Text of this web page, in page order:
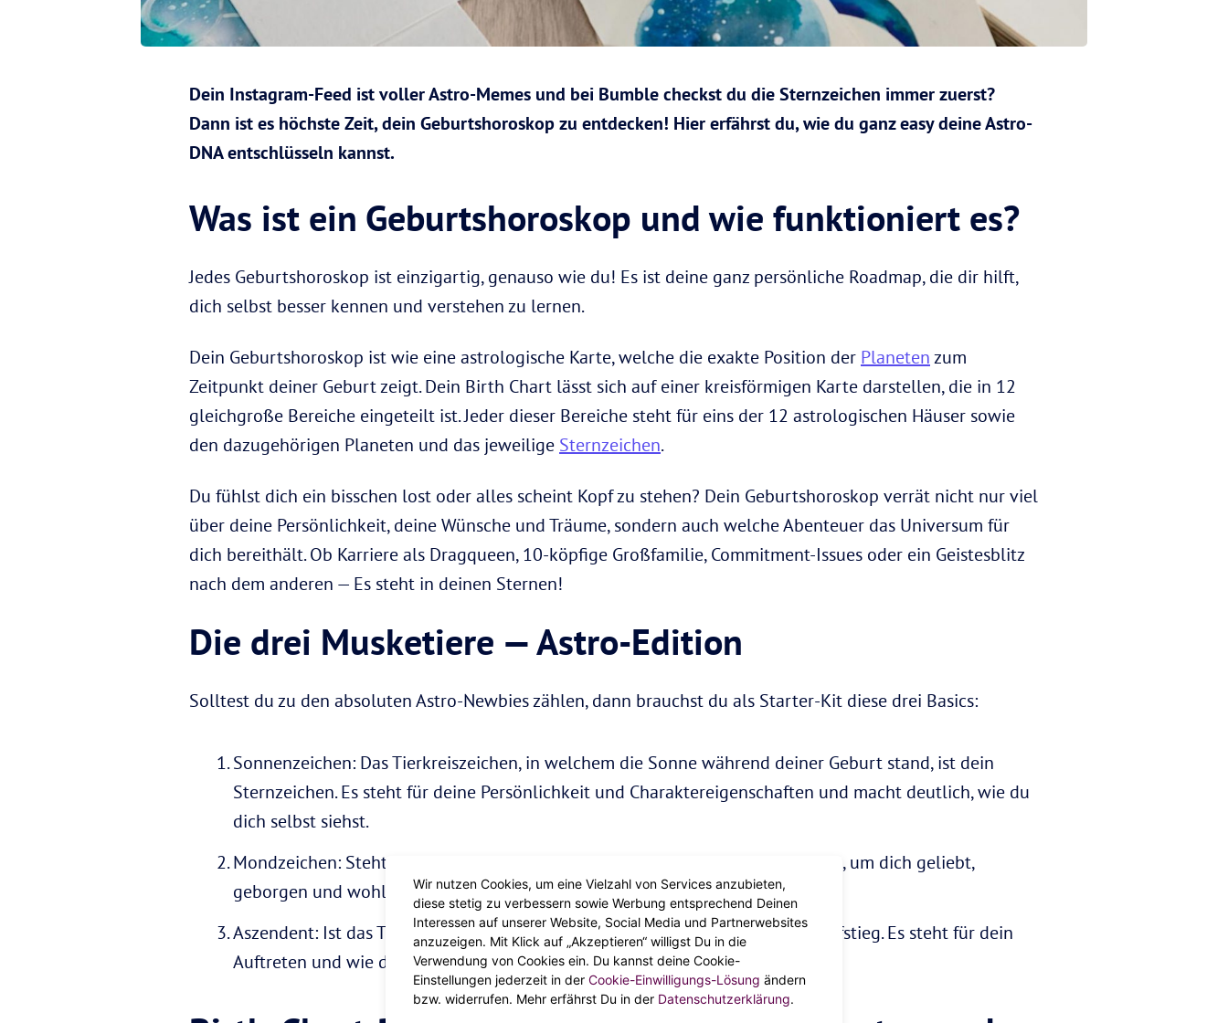
Dein Instagram-Feed ist voller Astro-Memes und bei Bumble checkst du die Sternzeichen immer zuerst?
Dann ist es höchste Zeit, dein Geburtshoroskop zu entdecken! Hier erfährst du, wie du ganz easy deine Astro-
DNA entschlüsseln kannst.
Was ist ein Geburtshoroskop und wie funktioniert es?
Jedes Geburtshoroskop ist einzigartig, genauso wie du! Es ist deine ganz persönliche Roadmap, die dir hilft,
dich selbst besser kennen und verstehen zu lernen.
Dein Geburtshoroskop ist wie eine astrologische Karte, welche die exakte Position der Planeten zum
Zeitpunkt deiner Geburt zeigt. Dein Birth Chart lässt sich auf einer kreisförmigen Karte darstellen, die in 12
gleichgroße Bereiche eingeteilt ist. Jeder dieser Bereiche steht für eins der 12 astrologischen Häuser sowie
den dazugehörigen Planeten und das jeweilige Sternzeichen.
Du fühlst dich ein bisschen lost oder alles scheint Kopf zu stehen? Dein Geburtshoroskop verrät nicht nur viel
über deine Persönlichkeit, deine Wünsche und Träume, sondern auch welche Abenteuer das Universum für
dich bereithält. Ob Karriere als Dragqueen, 10-köpfige Großfamilie, Commitment-Issues oder ein Geistesblitz
nach dem anderen — Es steht in deinen Sternen!
Die drei Musketiere — Astro-Edition
Solltest du zu den absoluten Astro-Newbies zählen, dann brauchst du als Starter-Kit diese drei Basics:
Sonnenzeichen: Das Tierkreiszeichen, in welchem die Sonne während deiner Geburt stand, ist dein
Sternzeichen. Es steht für deine Persönlichkeit und Charaktereigenschaften und macht deutlich, wie du
dich selbst siehst.
Mondzeichen: Steht für deine emotionale Seite. Es beschreibt, was du brauchst, um dich geliebt,
geborgen und wohl zu fühlen.
Aszendent: Ist das Tierkreiszeichen, welches bei deiner Geburt am Horizont aufstieg. Es steht für dein
Auftreten und wie dich andere sehen.
Wir nutzen Cookies, um eine Vielzahl von Services anzubieten,
diese stetig zu verbessern sowie Werbung entsprechend Deinen
Interessen auf unserer Website, Social Media und Partnerwebsites
anzuzeigen. Mit Klick auf „Akzeptieren“ willigst Du in die
Verwendung von Cookies ein. Du kannst deine Cookie-
Einstellungen jederzeit in der Cookie-Einwilligungs-Lösung ändern
bzw. widerrufen. Mehr erfährst Du in der Datenschutzerklärung.